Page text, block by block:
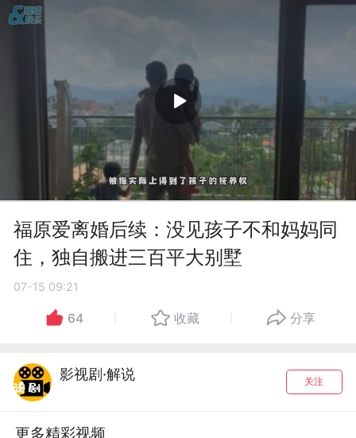
福原爱离婚后续：没见孩子不和妈妈同
住，独自搬进三百平大别墅
07-15 09:21
64 收藏 分享
影视剧·解说 关注
更多精彩视频